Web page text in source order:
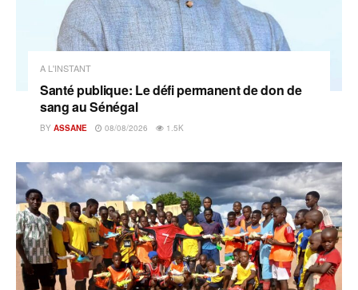
A L'INSTANT
Santé publique: Le défi permanent de don de
sang au Sénégal
BY ASSANE 08/08/2026 1.5K